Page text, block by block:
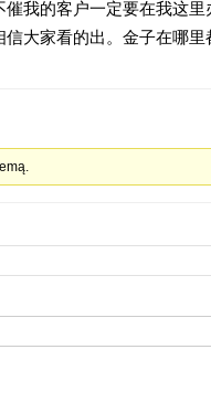
催我的客户一定要在我这
信大家看的出。金子在哪里